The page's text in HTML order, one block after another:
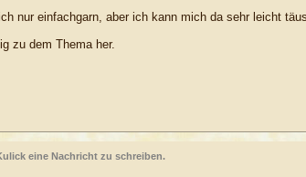
nur einfachgarn, aber ich kann mich da sehr leicht
zu dem Thema her.
eine Nachricht zu schreiben.